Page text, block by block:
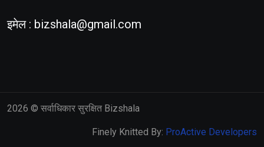
इमेल : bizshala@gmail.com
2026 © सर्वाधिकार सुरक्षित Bizshala
Finely Knitted By: ProActive Developers